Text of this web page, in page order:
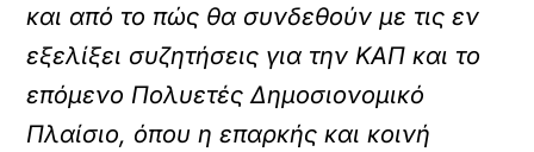
και από το πώς θα συνδεθούν με τις εν
εξελίξει συζητήσεις για την ΚΑΠ και το
επόμενο Πολυετές Δημοσιονομικό
Πλαίσιο, όπου η επαρκής και κοινή